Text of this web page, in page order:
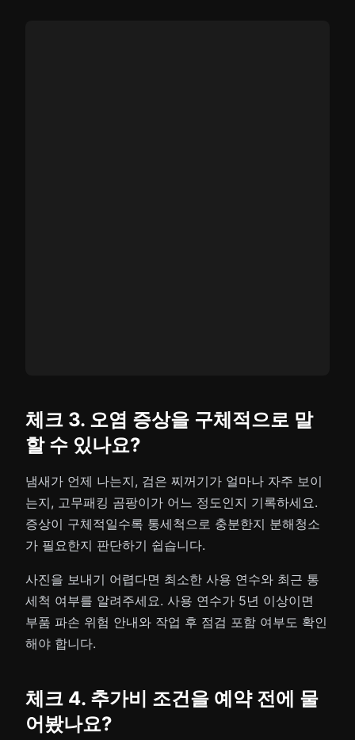
체크 3. 오염 증상을 구체적으로 말
할 수 있나요?
냄새가 언제 나는지, 검은 찌꺼기가 얼마나 자주 보이
는지, 고무패킹 곰팡이가 어느 정도인지 기록하세요.
증상이 구체적일수록 통세척으로 충분한지 분해청소
가 필요한지 판단하기 쉽습니다.
사진을 보내기 어렵다면 최소한 사용 연수와 최근 통
세척 여부를 알려주세요. 사용 연수가 5년 이상이면
부품 파손 위험 안내와 작업 후 점검 포함 여부도 확인
해야 합니다.
체크 4. 추가비 조건을 예약 전에 물
어봤나요?